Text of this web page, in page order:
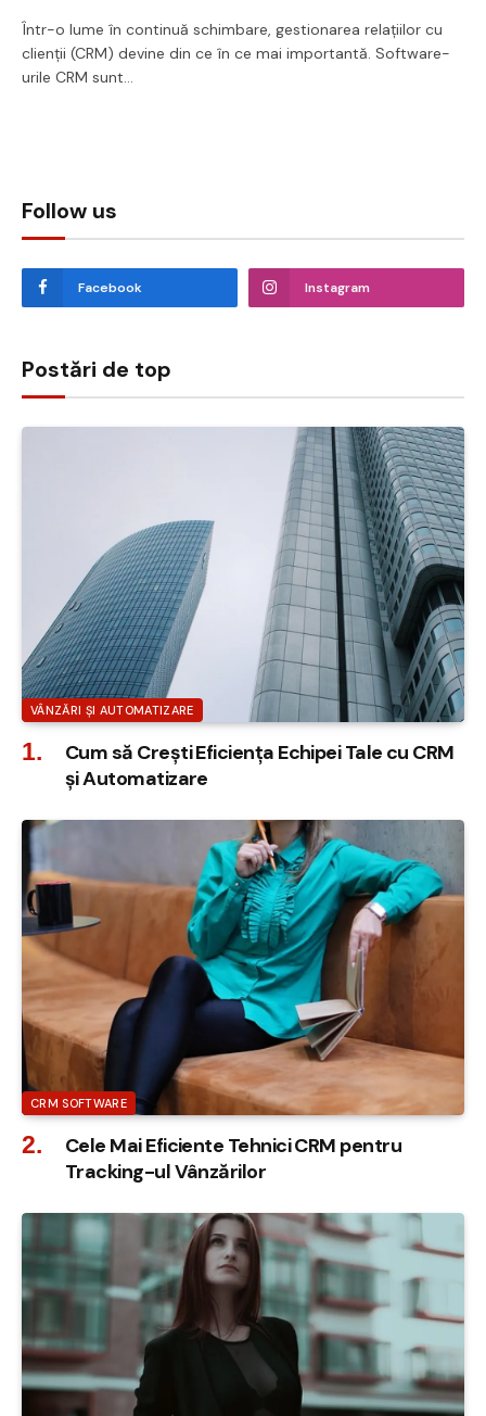
Într-o lume în continuă schimbare, gestionarea relațiilor cu
clienții (CRM) devine din ce în ce mai importantă. Software-
urile CRM sunt…
Follow us
Facebook Instagram
Postări de top
VÂNZĂRI ȘI AUTOMATIZARE
Cum să Crești Eficiența Echipei Tale cu CRM
și Automatizare
CRM SOFTWARE
Cele Mai Eficiente Tehnici CRM pentru
Tracking-ul Vânzărilor